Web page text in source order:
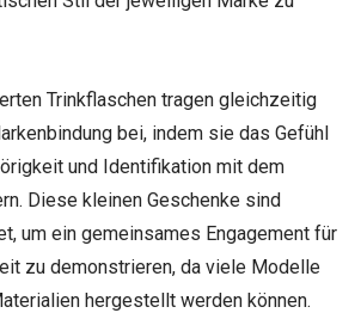
Trinkflaschen tragen gleichzeitig
bei, indem sie das Gefühl
und Identifikation mit dem
Diese kleinen Geschenke sind
um ein gemeinsames Engagement für
zu demonstrieren, da viele Modelle
hergestellt werden können.